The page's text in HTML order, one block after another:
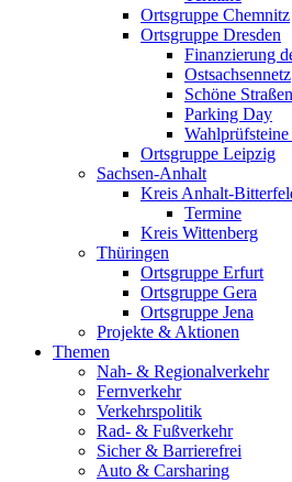
Ortsgruppe Chemnitz
Ortsgruppe Dresden
Finanzierung
Ostsachsennetz
Schöne Straßen
Parking Day
Ortsgruppe Leipzig
Sachsen-Anhalt
Kreis Anhalt-
Termine
Kreis Wittenberg
Thüringen
Ortsgruppe Erfurt
Ortsgruppe Gera
Ortsgruppe Jena
Projekte & Aktionen
Themen
Nah- & Regionalverkehr
Fernverkehr
Verkehrspolitik
Rad- & Fußverkehr
Sicher & Barrierefrei
Auto & Carsharing